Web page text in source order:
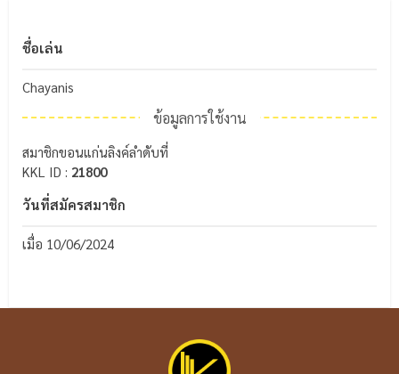
ชื่อเล่น
Chayanis
ข้อมูลการใช้งาน
สมาชิกขอนแก่นลิงค์ลำดับที่
KKL ID : 21800
วันที่สมัครสมาชิก
เมื่อ 10/06/2024